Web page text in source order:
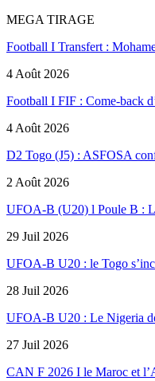
MEGA TIRAGE
Football I Transfert :
4 Août 2026
Football I FIF : Come-back
4 Août 2026
D2 Togo (J5) : ASFOSA
2 Août 2026
UFOA-B (U20) l Poule B :
29 Juil 2026
UFOA-B U20 : le Togo
28 Juil 2026
UFOA-B U20 : Le Nigeria
27 Juil 2026
CAN F 2026 I le Maroc et